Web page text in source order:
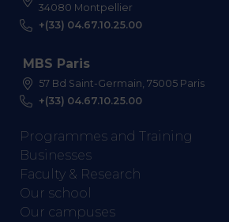
34080 Montpellier
+(33) 04.67.10.25.00
MBS Paris
57 Bd Saint-Germain, 75005 Paris
+(33) 04.67.10.25.00
Programmes and Training
Businesses
Faculty & Research
Our school
Our campuses